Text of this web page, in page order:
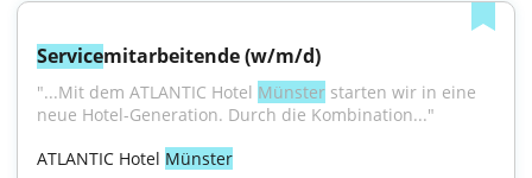
Servicemitarbeitende (w/m/d)
"...Mit dem ATLANTIC Hotel Münster starten wir in eine
neue Hotel-Generation. Durch die Kombination..."
ATLANTIC Hotel Münster